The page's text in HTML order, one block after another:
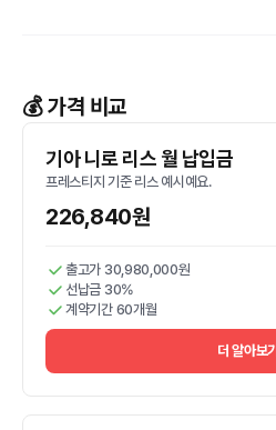
💰 가격 비교
기아 니로 리스 월 납입금
프레스티지 기준 리스 예시예요.
226,840원
출고가 30,980,000원
선납금 30%
계약기간 60개월
더 알아보기